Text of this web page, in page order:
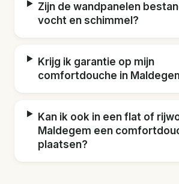
Zijn de wandpanelen
vocht en schimmel?
Krijg ik garantie op mijn
comfortdouche in
Kan ik ook in een flat of
Maldegem een
plaatsen?